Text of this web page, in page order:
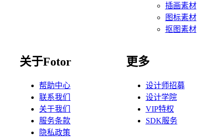
插画素材
图标素材
抠图素材
关于Fotor
帮助中心
联系我们
关于我们
服务条款
隐私政策
更多
设计师招募
设计学院
VIP特权
SDK服务